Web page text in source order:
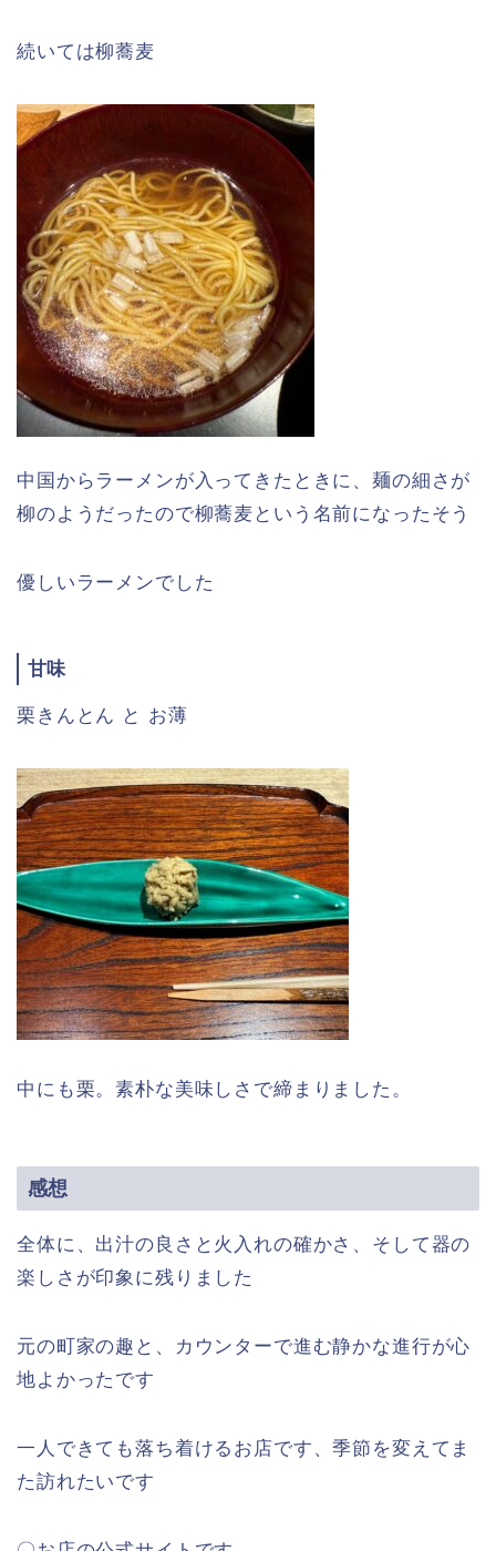
続いては柳蕎麦
中国からラーメンが入ってきたときに、麺の細さが
柳のようだったので柳蕎麦という名前になったそう
優しいラーメンでした
甘味
栗きんとん と お薄
中にも栗。素朴な美味しさで締まりました。
感想
全体に、出汁の良さと火入れの確かさ、そして器の
楽しさが印象に残りました
元の町家の趣と、カウンターで進む静かな進行が心
地よかったです
一人できても落ち着けるお店です、季節を変えてま
た訪れたいです